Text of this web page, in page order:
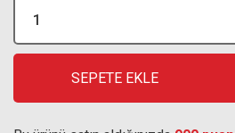
SEPETE EKLE